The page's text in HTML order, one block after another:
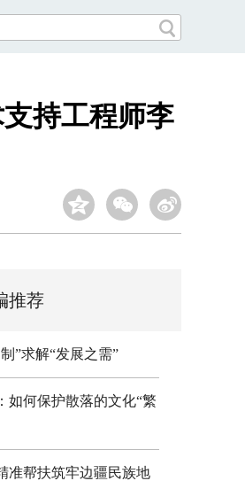
持工程师李
推荐
”求解“发展之需”
如何保护散落的文化“繁
准帮扶筑牢边疆民族地